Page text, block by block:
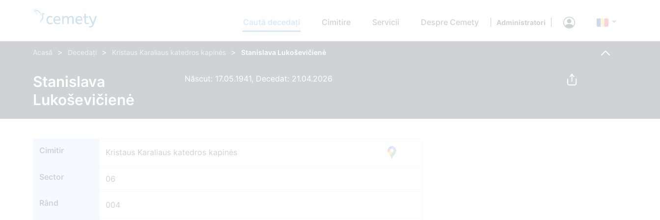
Caută decedați Cimitire Servicii Despre Cemety Administratori
Acasă > Decedați > Kristaus Karaliaus katedros kapinės > Stanislava Lukoševičienė
Stanislava
Lukoševičienė
Născut: 17.05.1941, Decedat: 21.04.2026
Cimitir Kristaus Karaliaus katedros kapinės
Sector 06
Rând 004